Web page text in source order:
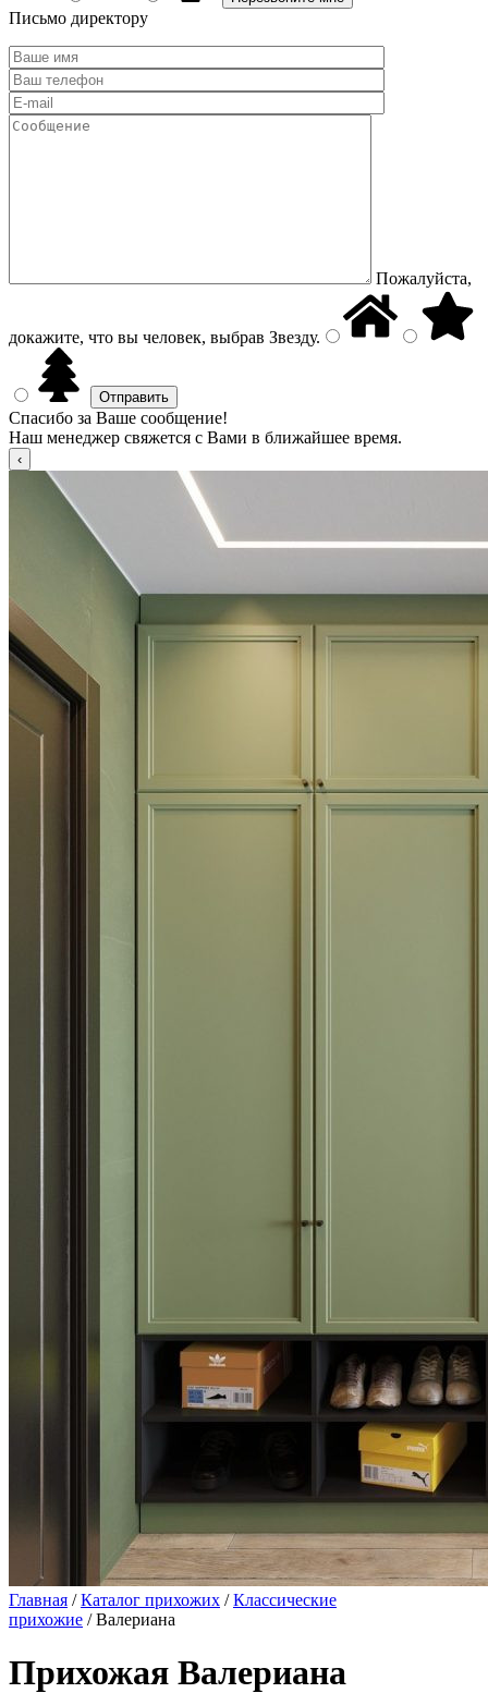
Письмо директору
Пожалуйста,
докажите, что вы человек, выбрав Звезду.
Спасибо за Ваше сообщение!
Наш менеджер свяжется с Вами в ближайшее время.
Главная /Каталог прихожих /Классические
прихожие / Валериана
Прихожая Валериана